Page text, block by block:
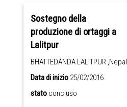
Sostegno della
produzione di ortaggi a
Lalitpur
BHATTEDANDA LALITPUR ,Nepal
Data di inizio 25/02/2016
stato concluso